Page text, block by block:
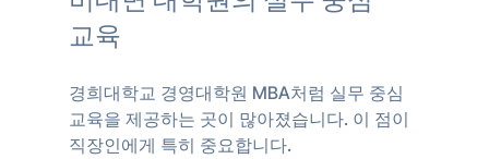
교육
경희대학교 경영대학원 MBA처럼 실무 중심
교육을 제공하는 곳이 많아졌습니다. 이 점이
직장인에게 특히 중요합니다.